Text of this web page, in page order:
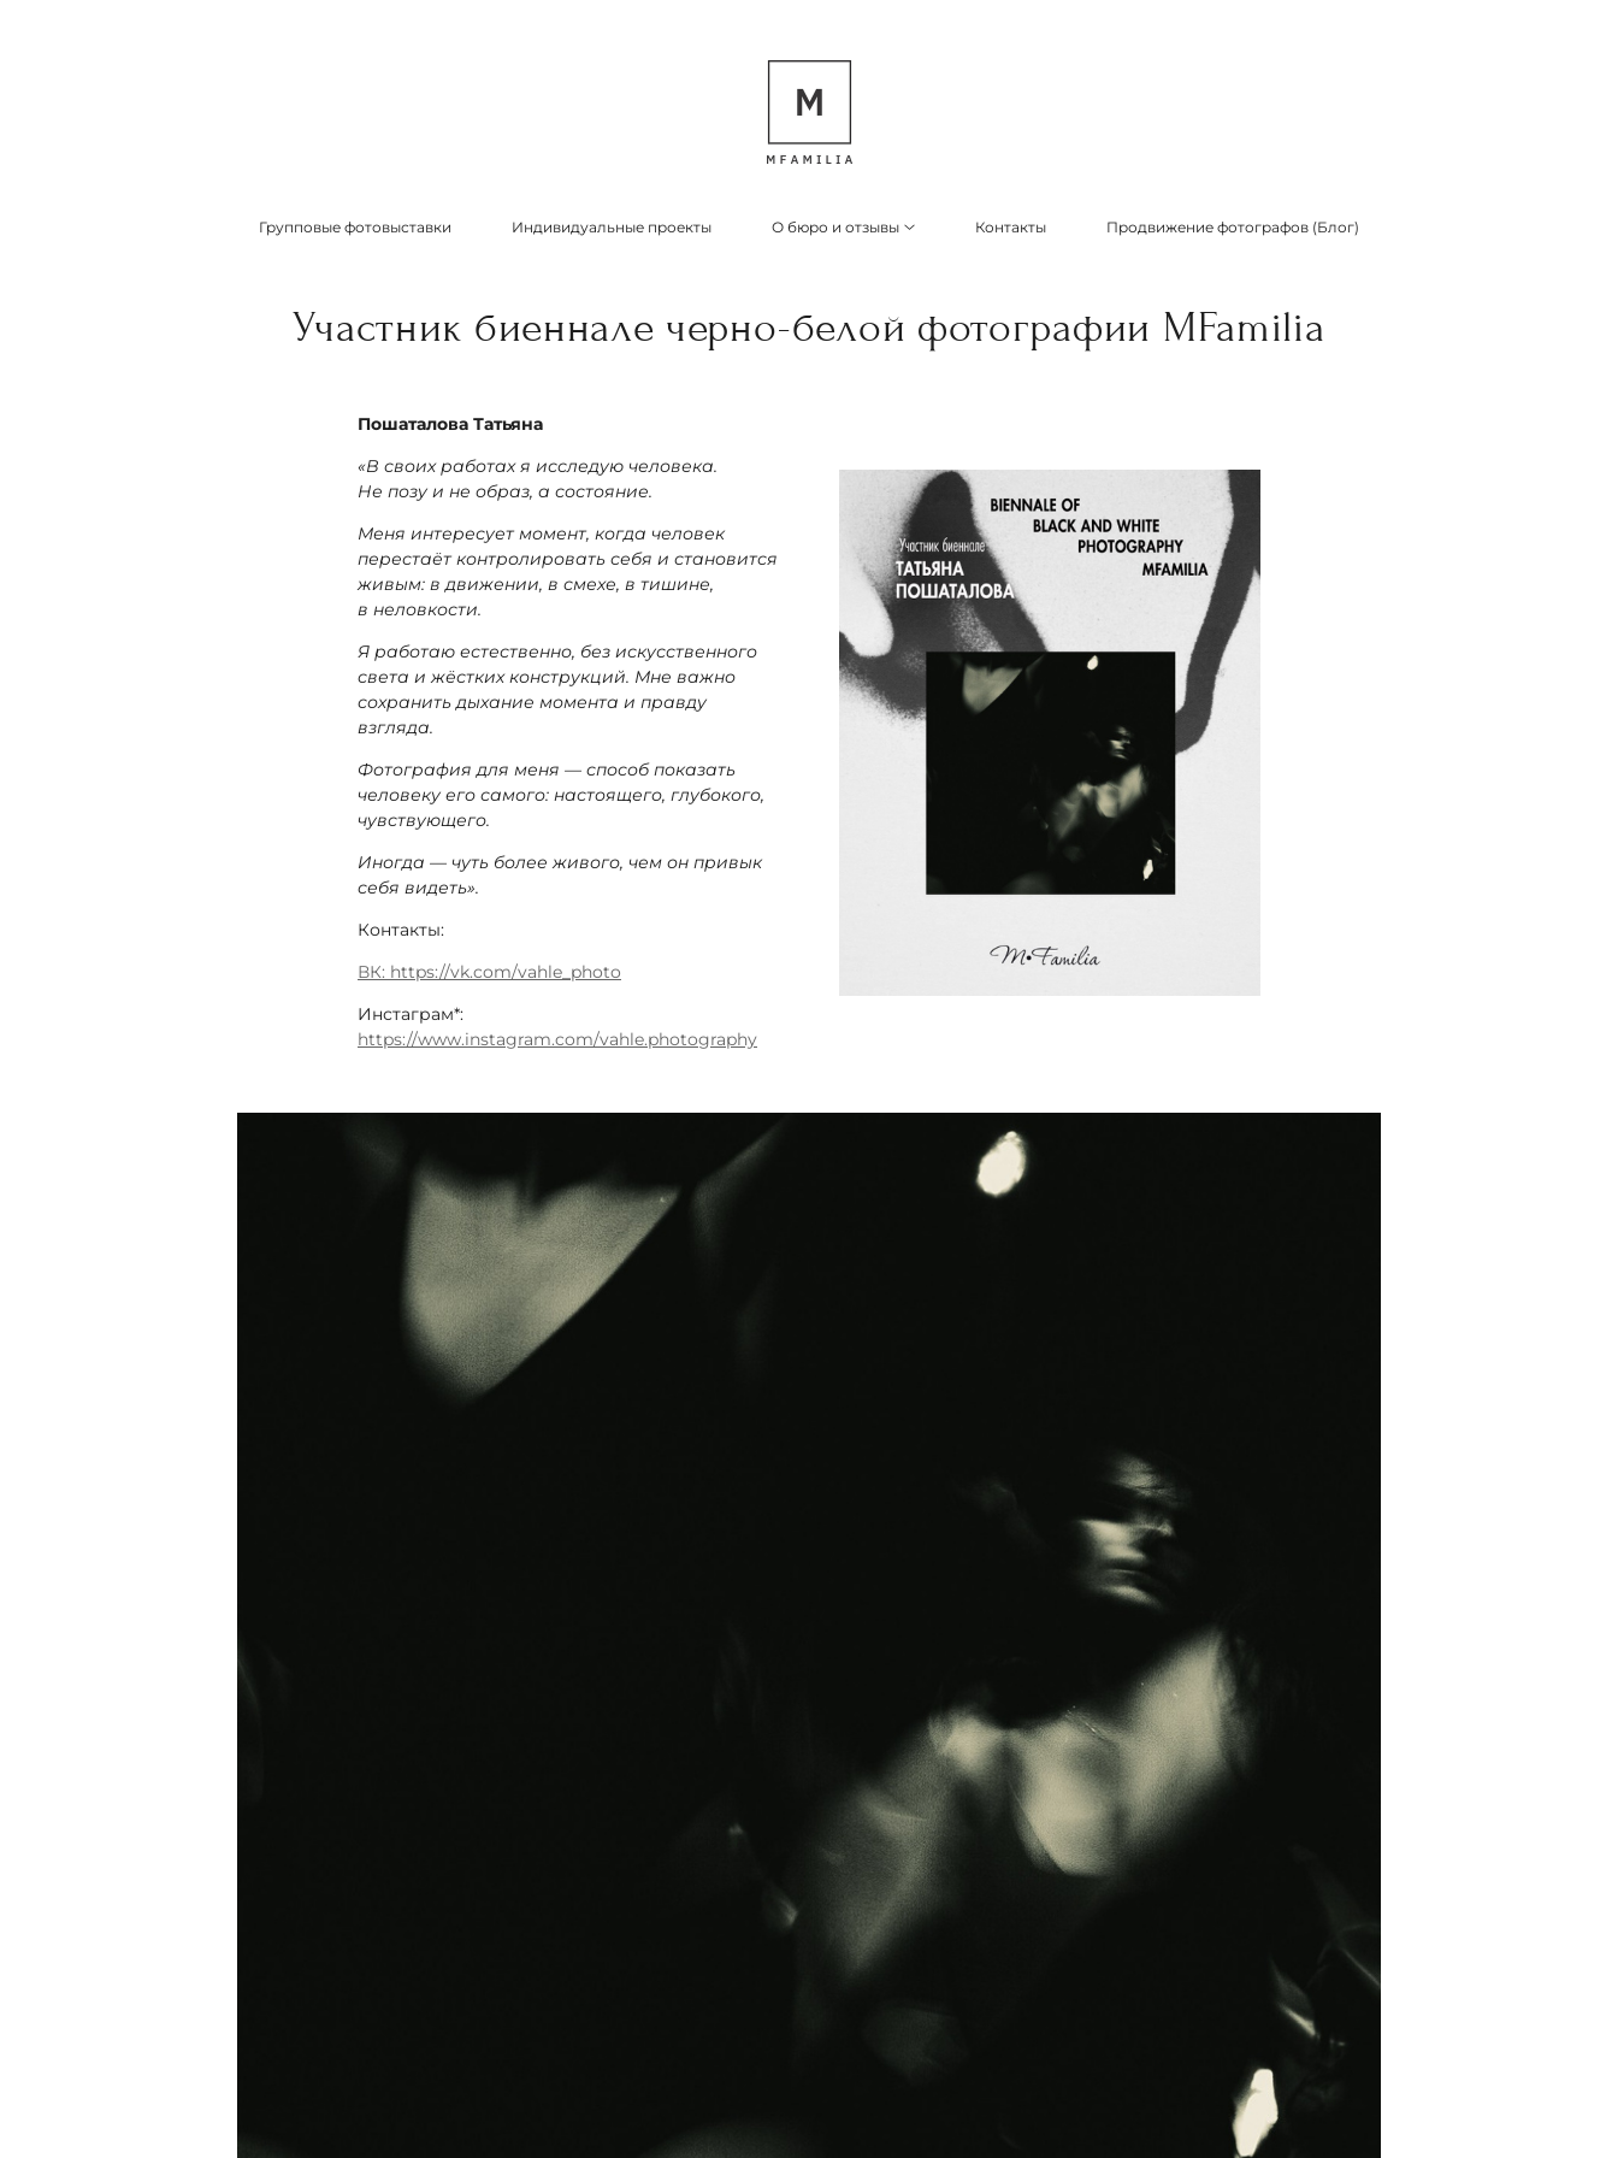
Групповые фотовыставки Индивидуальные проекты О бюро и отзывы Контакты Продвижение фотографов (Блог)
Участник биеннале черно-белой фотографии MFamilia
Пошаталова Татьяна
«В своих работах я исследую человека.
Не позу и не образ, а состояние.
Меня интересует момент, когда человек
перестаёт контролировать себя и становится
живым: в движении, в смехе, в тишине,
в неловкости.
Я работаю естественно, без искусственного
света и жёстких конструкций. Мне важно
сохранить дыхание момента и правду
взгляда.
Фотография для меня — способ показать
человеку его самого: настоящего, глубокого,
чувствующего.
Иногда — чуть более живого, чем он привык
себя видеть».
Контакты:
ВК: https://vk.com/vahle_photo
Инстаграм*:
https://www.instagram.com/vahle.photography